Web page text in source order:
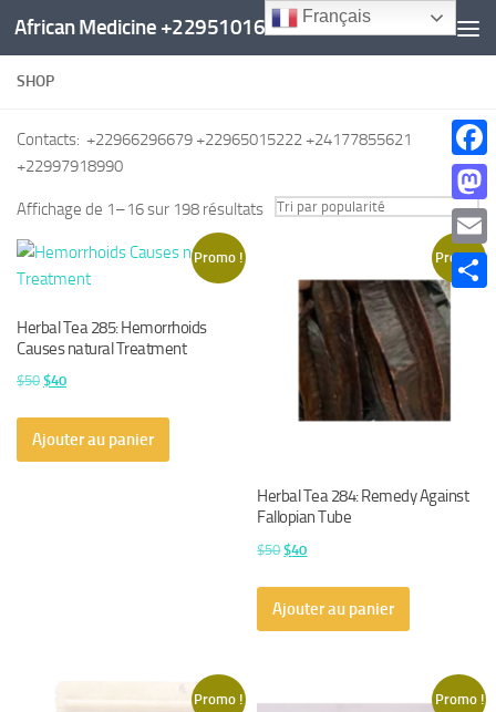
Au dessous du contenu
African Medicine +22951016960
SHOP
Contacts: +22966296679 +22965015222 +24177855621
+22997918990
Affichage de 1–16 sur 198 résultatsTrié
Promo !
Herbal Tea 285: Hemorrhoids
Causes natural Treatment
$50 Le
initial
était :
$40Le
actuel
est :
Ajouter au panier
Promo !
Herbal Tea 284: Remedy Against
Fallopian Tube
$50Le
initial
était :
$40Le
actuel
est :
Ajouter au panier
Promo ! Promo !
Email
Français